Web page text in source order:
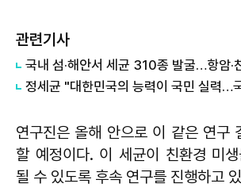
관련기사
연구진은 올해 안으로 이 같은 연구
할 예정이다. 이 세균이 친환경 미
될 수 있도록 후속 연구를 진행하고